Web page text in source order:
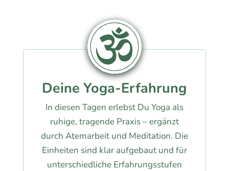
Deine Yoga-Erfahrung
In diesen Tagen erlebst Du Yoga als
ruhige, tragende Praxis – ergänzt
durch Atemarbeit und Meditation. Die
Einheiten sind klar aufgebaut und für
unterschiedliche Erfahrungsstufen